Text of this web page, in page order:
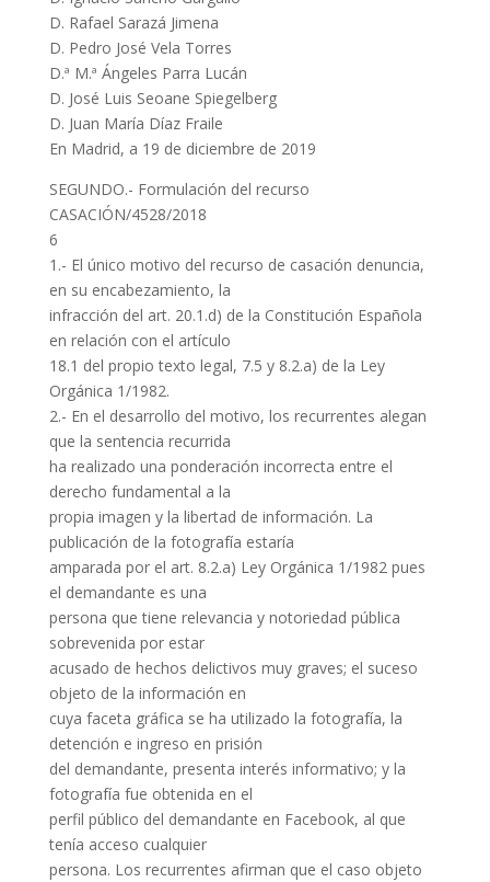
D. Rafael Sarazá Jimena
D. Pedro José Vela Torres
D.ª M.ª Ángeles Parra Lucán
D. José Luis Seoane Spiegelberg
D. Juan María Díaz Fraile
En Madrid, a 19 de diciembre de 2019
SEGUNDO.- Formulación del recurso
CASACIÓN/4528/2018
6
1.- El único motivo del recurso de casación denuncia,
en su encabezamiento, la
infracción del art. 20.1.d) de la Constitución Española
en relación con el artículo
18.1 del propio texto legal, 7.5 y 8.2.a) de la Ley
Orgánica 1/1982.
2.- En el desarrollo del motivo, los recurrentes alegan
que la sentencia recurrida
ha realizado una ponderación incorrecta entre el
derecho fundamental a la
propia imagen y la libertad de información. La
publicación de la fotografía estaría
amparada por el art. 8.2.a) Ley Orgánica 1/1982 pues
el demandante es una
persona que tiene relevancia y notoriedad pública
sobrevenida por estar
acusado de hechos delictivos muy graves; el suceso
objeto de la información en
cuya faceta gráfica se ha utilizado la fotografía, la
detención e ingreso en prisión
del demandante, presenta interés informativo; y la
fotografía fue obtenida en el
perfil público del demandante en Facebook, al que
tenía acceso cualquier
persona. Los recurrentes afirman que el caso objeto